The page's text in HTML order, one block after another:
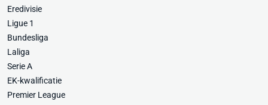
Eredivisie
Ligue 1
Bundesliga
Laliga
Serie A
EK-kwalificatie
Premier League